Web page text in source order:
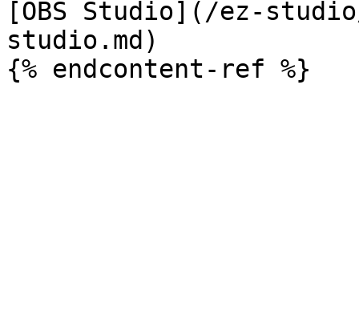
[OBS Studio](/ez-
studio.md)